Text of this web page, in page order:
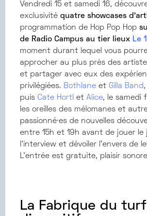
Vendredi 15 et samedi 16,
exclusivitéquatre showcases
programmation de Hop Pop Hop
de Radio Campus au tier lieux Le
moment durant lequel vous
approcher au plus près des
et partager avec eux des
privilégiées. Bothlane et Gilla Band
puis Cate HortletAlice, le samedi
les oreilles des mélomanes et
passionné·es de nouvelles
entre 15h et 19h avant de jouer le
l’interview et dévoiler l’envers de
L’entrée est gratuite, plaisir
La Fabrique du